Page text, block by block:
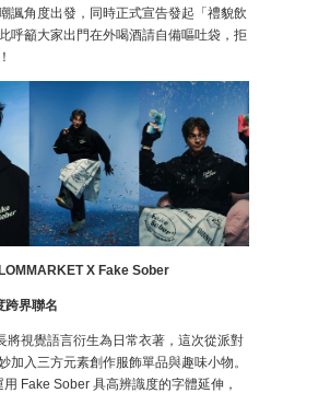
諷角度出發，同時正式宣告發起「禮貌飲
呼籲大家出門在外喝酒請自備嘔吐袋，拒
X Fake Sober
跨界聯名
將視覺語言衍生為日常衣著，這次從派對
加入三方元素創作服飾單品與趣味小物。
Fake Sober 具高辨識度的字體延伸，